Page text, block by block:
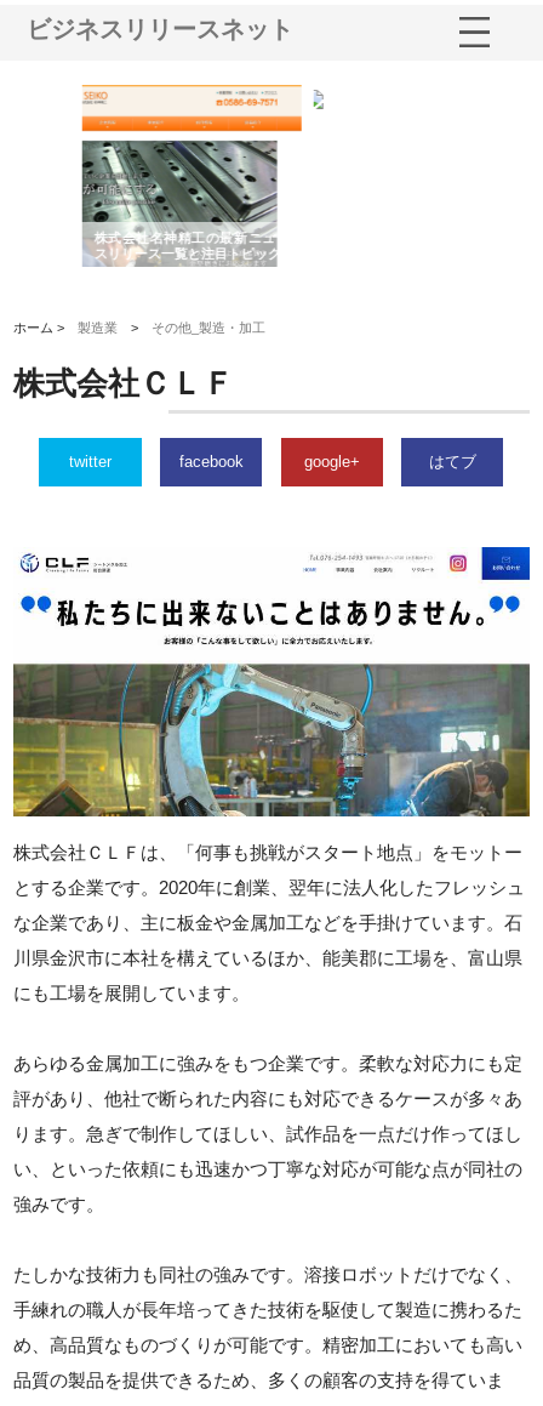
ビジネスリリースネット
株式会社名神精工の最新ニュー
スリリース一覧と注目トピック
ホーム >製造業 > その他_製造・加工
株式会社ＣＬＦ
twitter facebook google+ はてブ
株式会社ＣＬＦは、「何事も挑戦がスタート地点」をモットー
とする企業です。2020年に創業、翌年に法人化したフレッシュ
な企業であり、主に板金や金属加工などを手掛けています。石
川県金沢市に本社を構えているほか、能美郡に工場を、富山県
にも工場を展開しています。
あらゆる金属加工に強みをもつ企業です。柔軟な対応力にも定
評があり、他社で断られた内容にも対応できるケースが多々あ
ります。急ぎで制作してほしい、試作品を一点だけ作ってほし
い、といった依頼にも迅速かつ丁寧な対応が可能な点が同社の
強みです。
たしかな技術力も同社の強みです。溶接ロボットだけでなく、
手練れの職人が長年培ってきた技術を駆使して製造に携わるた
め、高品質なものづくりが可能です。精密加工においても高い
品質の製品を提供できるため、多くの顧客の支持を得ていま